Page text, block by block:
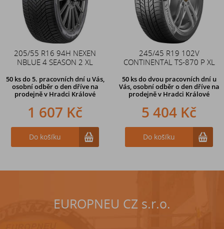
205/55 R16 94H NEXEN
NBLUE 4 SEASON 2 XL
50 ks do 5. pracovních dní u Vás,
osobní odběr o den dříve na
prodejněv Hradci Králové
1 607 Kč
Do košíku
245/45 R19 102V
CONTINENTAL TS-870 P XL
50 ks do dvou pracovních dní u
Vás, osobní odběr o den dřívena
prodejně v Hradci Králové
5 404 Kč
Do košíku
Duše 12x4 (4.00-4) kovový
zahnutý ventil TR87
242 Kč
Do košíku
EUROPNEU CZ s.r.o.